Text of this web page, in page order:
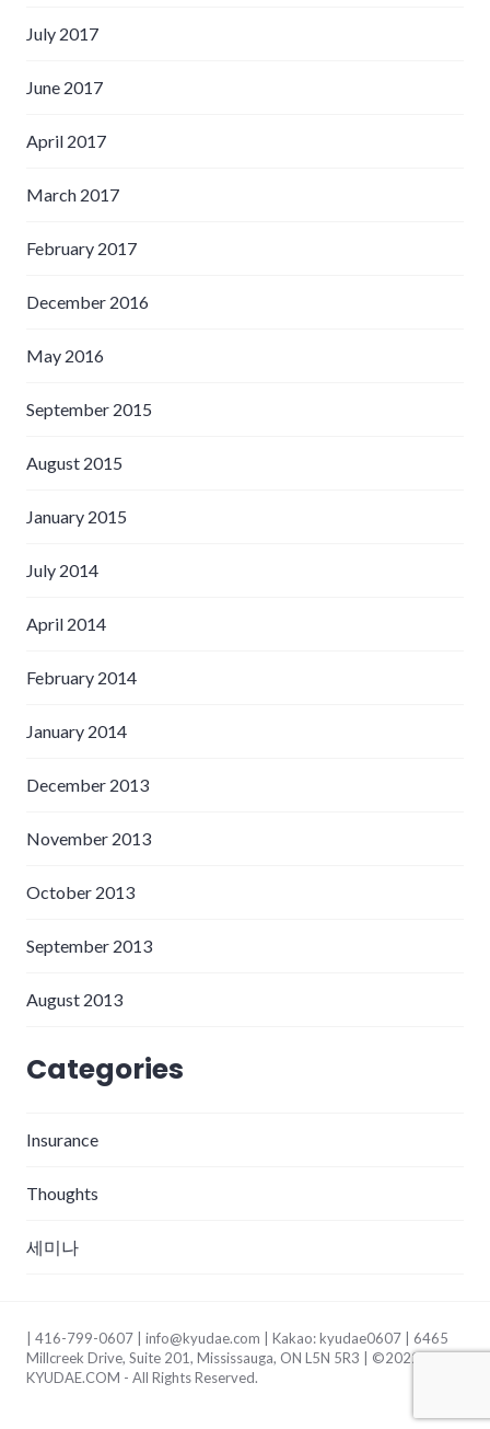
July 2017
June 2017
April 2017
March 2017
February 2017
December 2016
May 2016
September 2015
August 2015
January 2015
July 2014
April 2014
February 2014
January 2014
December 2013
November 2013
October 2013
September 2013
August 2013
Categories
Insurance
Thoughts
세미나